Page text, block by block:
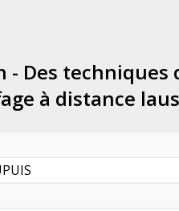
- Des
à distance